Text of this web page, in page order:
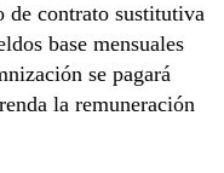
de contrato sustitutiva
base mensuales
se pagará
la remuneración